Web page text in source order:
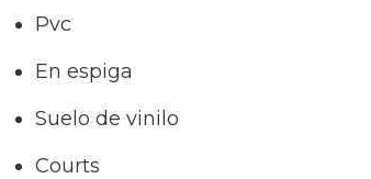
Pvc
En espiga
Suelo de vinilo
Courts